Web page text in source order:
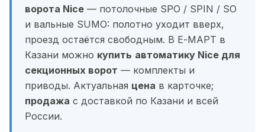
ворота Nice — потолочные SPO / SPIN / SO
и вальные SUMO: полотно уходит вверх,
проезд остаётся свободным. В Е-МАРТ в
Казани можно купить автоматику Nice для
секционных ворот — комплекты и
приводы. Актуальная цена в карточке;
продажа с доставкой по Казани и всей
России.